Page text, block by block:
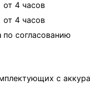
от 4 часов
от 4 часов
по согласованию
с